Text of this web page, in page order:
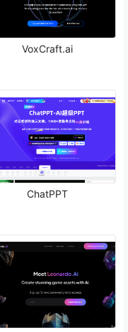
VoxCraft.ai
ChatPPT